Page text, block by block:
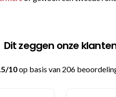
Dit zeggen onze
10op basis van 206